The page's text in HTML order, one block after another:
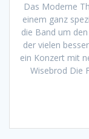
Das Moderne
einem ganz
die Band um
der vielen
ein Konzert mit
Wisebrod Die